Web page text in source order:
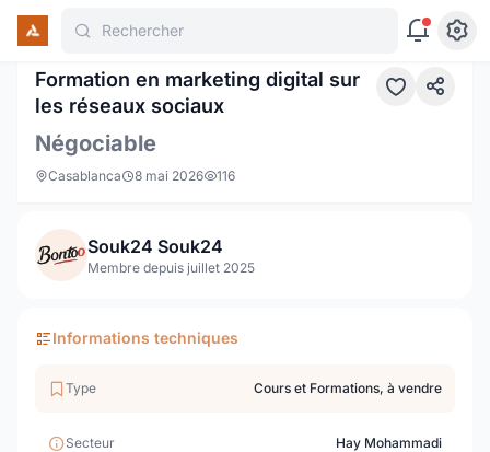
Rechercher 1 / 7
Formation en marketing digital sur
les réseaux sociaux
Négociable
Casablanca 8 mai 2026 116
Souk24 Souk24
Membre depuis juillet 2025
Informations techniques
Type Cours et Formations, à vendre
Secteur Hay Mohammadi